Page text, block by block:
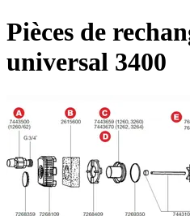
Pièces de
universal 3400